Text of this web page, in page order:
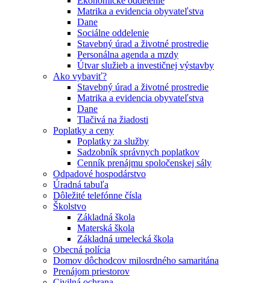
Matrika a evidencia obyvateľstva
Dane
Sociálne oddelenie
Stavebný úrad a životné prostredie
Personálna agenda a mzdy
Útvar služieb a investičnej výstavby
Ako vybaviť?
Stavebný úrad a životné prostredie
Matrika a evidencia obyvateľstva
Dane
Tlačivá na žiadosti
Poplatky a ceny
Poplatky za služby
Sadzobník správnych poplatkov
Cenník prenájmu spoločenskej sály
Odpadové hospodárstvo
Úradná tabuľa
Dôležité telefónne čísla
Školstvo
Základná škola
Materská škola
Základná umelecká škola
Obecná polícia
Domov dôchodcov milosrdného samaritána
Prenájom priestorov